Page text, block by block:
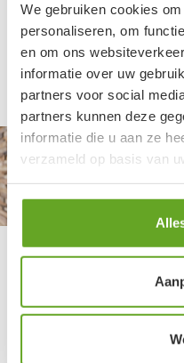
We gebruiken cookies
personaliseren, om
en om ons
informatie over uw
partners voor social
partners kunnen deze
informatie die u aan ze
verzameld op basis van